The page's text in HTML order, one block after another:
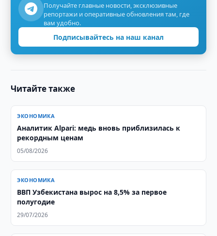
Получайте главные новости, эксклюзивные
репортажи и оперативные обновления там, где
вам удобно.
Подписывайтесь на наш канал
Читайте также
ЭКОНОМИКА
Аналитик Alpari: медь вновь приблизилась к
рекордным ценам
05/08/2026
ЭКОНОМИКА
ВВП Узбекистана вырос на 8,5% за первое
полугодие
29/07/2026